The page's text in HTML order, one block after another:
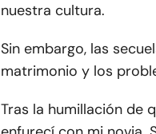
nuestra cultura.
Sin embargo, las
matrimonio y los
Tras la humillación de